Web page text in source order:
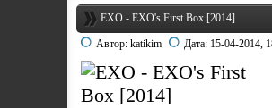
EXO - EXO's First Box [2014]
Автор: katikim Дата: 15-04-2014,